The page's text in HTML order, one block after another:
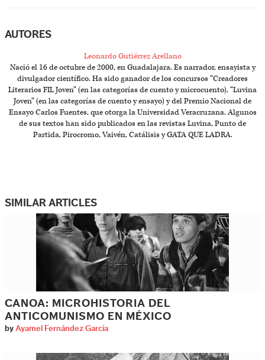
AUTORES
Leonardo Gutiérrez Arellano
Nació el 16 de octubre de 2000, en Guadalajara. Es narrador, ensayista y
divulgador científico. Ha sido ganador de los concursos “Creadores
Literarios FIL Joven” (en las categorías de cuento y microcuento), “Luvina
Joven” (en las categorías de cuento y ensayo) y del Premio Nacional de
Ensayo Carlos Fuentes, que otorga la Universidad Veracruzana. Algunos
de sus textos han sido publicados en las revistas Luvina, Punto de
Partida, Pirocromo, Vaivén, Catálisis y GATA QUE LADRA.
SIMILAR ARTICLES
CANOA: MICROHISTORIA DEL
ANTICOMUNISMO EN MÉXICO
by Ayamel Fernández García